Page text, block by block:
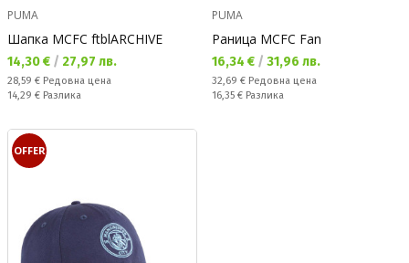
PUMA
Шапка MCFC ftblARCHIVE
Текуща цена:
14,30 € / 27,97 лв.
Редовна цена:
28,59 € Редовна цена
Спестявате:
14,29 € Разлика
PUMA
Раница MCFC Fan
Текуща цена:
16,34 € / 31,96 лв.
Редовна цена:
32,69 € Редовна цена
Спестявате:
16,35 € Разлика
OFFER